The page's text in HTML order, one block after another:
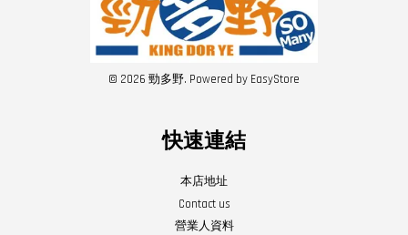
© 2026 勁多野. Powered by EasyStore
快速連結
本店地址
Contact us
營業人資料